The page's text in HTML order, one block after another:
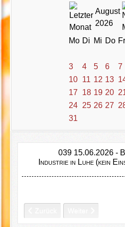
August
2026
Mo Di Mi Do Fr
3
4 5 6 7
10 11 12 13
17
18 19 20
24 25 26 27
31
039 15.06.2026 -
Industrie in Luhe (kein
Vorheriger Beitrag: 040
Nächster